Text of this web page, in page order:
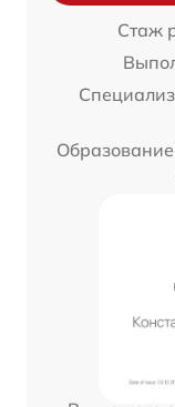
Стаж
Образование